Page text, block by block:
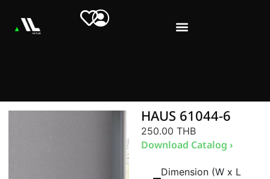
HAUS 61044-6
250.00 THB
Download Catalog ›
Dimension (W x L